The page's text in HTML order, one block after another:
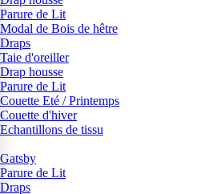
Parure de Lit
Modal de Bois de hêtre
Draps
Taie d'oreiller
Drap housse
Parure de Lit
Couette Eté / Printemps
Couette d'hiver
Echantillons de tissu
Gatsby
Parure de Lit
Draps